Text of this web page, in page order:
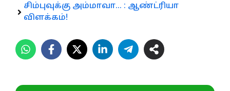
சிம்புவுக்கு அம்மாவா… : ஆண்ட்ரியா
விளக்கம்!